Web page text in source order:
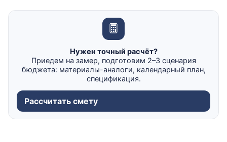
Нужен точный расчёт?
Приедем на замер, подготовим 2–3 сценария
бюджета: материалы-аналоги, календарный план,
спецификация.
Рассчитать смету